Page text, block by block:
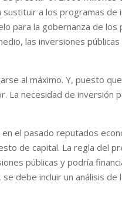
a los programas de
para la gobernanza de
las inversiones
al máximo. Y, puesto
necesidad de inversión
el pasado reputados
de capital. La regla del
públicas y podría
debe incluir un análisis